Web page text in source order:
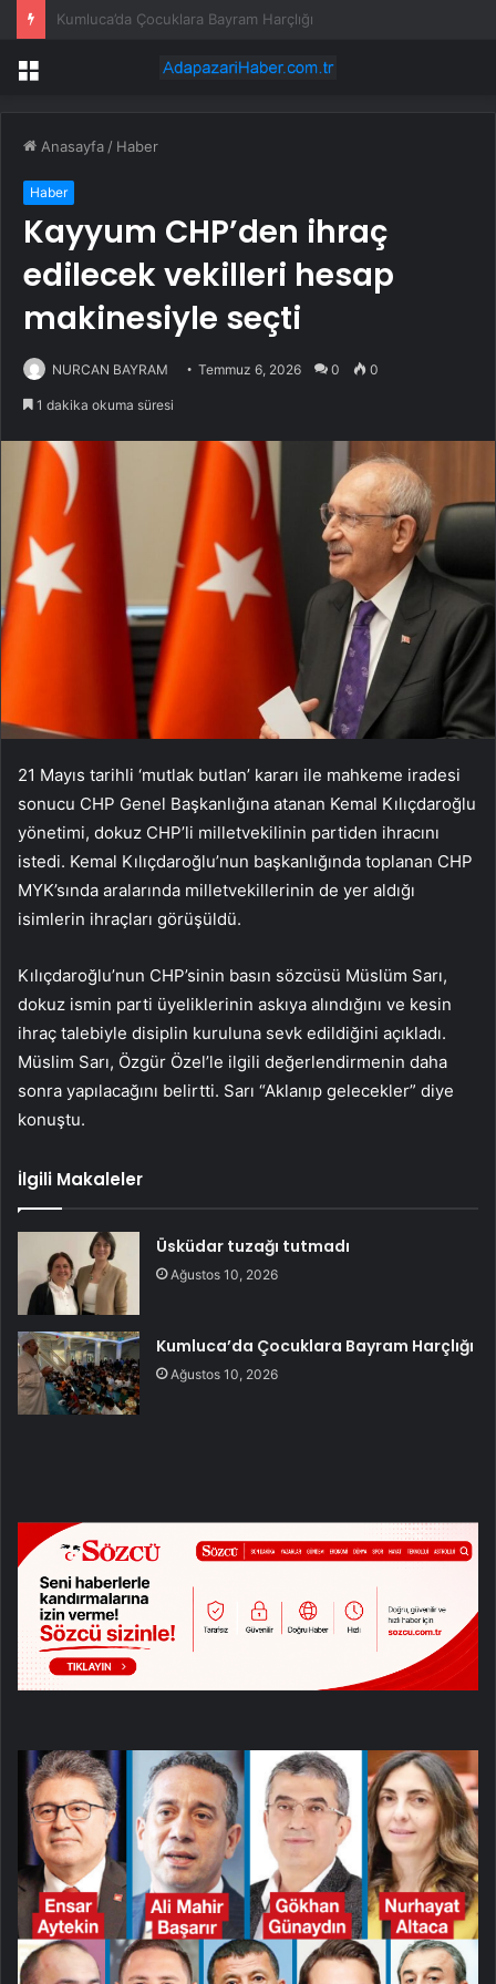
Menü
Anasayfa / Haber
Haber
Kayyum CHP’den ihraç
edilecek vekilleri hesap
makinesiyle seçti
NURCAN BAYRAM Temmuz 6, 2026 0 0
1 dakika okuma süresi
21 Mayıs tarihli ‘mutlak butlan’ kararı ile mahkeme iradesi
sonucu CHP Genel Başkanlığına atanan Kemal Kılıçdaroğlu
yönetimi, dokuz CHP’li milletvekilinin partiden ihracını
istedi. Kemal Kılıçdaroğlu’nun başkanlığında toplanan CHP
MYK’sında aralarında milletvekillerinin de yer aldığı
isimlerin ihraçları görüşüldü.
Kılıçdaroğlu’nun CHP’sinin basın sözcüsü Müslüm Sarı,
dokuz ismin parti üyeliklerinin askıya alındığını ve kesin
ihraç talebiyle disiplin kuruluna sevk edildiğini açıkladı.
Müslim Sarı, Özgür Özel’le ilgili değerlendirmenin daha
sonra yapılacağını belirtti. Sarı “Aklanıp gelecekler” diye
konuştu.
İlgili Makaleler
Üsküdar tuzağı tutmadı
Ağustos 10, 2026
Kumluca’da Çocuklara Bayram Harçlığı
Ağustos 10, 2026